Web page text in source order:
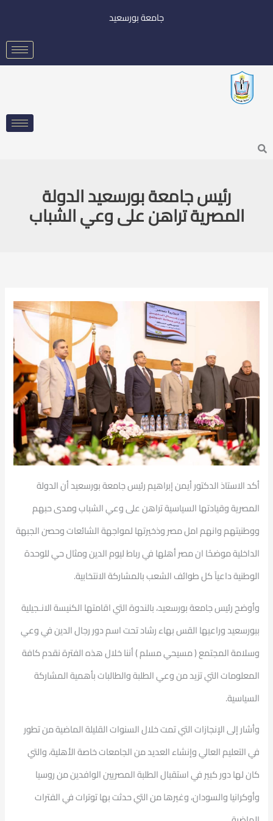
جامعة بورسعيد
Search
رئيس جامعة بورسعيد الدولة
المصرية تراهن على وعي الشباب
أكد الاستاذ الدكتور أيمن إبراهيم رئيس جامعة بورسعيد أن الدولة
المصرية وقيادتها السياسية تراهن على وعي الشباب ومدى حبهم
ووطنيتهم وانهم امل مصر وذخيرتها لمواجهة الشائعات وحصن الجبهة
الداخلية موضحًا ان مصر أهلها في رباط ليوم الدين ومثال حي للوحدة
الوطنية داعيآ كل طوائف الشعب بالمشاركة الانتخابية.
وأوضح رئيس جامعة بورسعيد، بالندوة التي اقامتها الكنيسة الانـجيلية
ببورسعيد وراعيها القس بهاء رشاد تحت اسم دور رجال الدين في وعي
وسلامة المجتمع ( مسيحي مسلم ) أننا خلال هذه الفترة نقدم كافة
المعلومات التي تزيد من وعي الطلبة والطالبات بأهمية المشاركة
السياسية.
وأشار إلى الإنجازات التي تمت خلال السنوات القليلة الماضية من تطور
في التعليم العالي وإنشاء العديد من الجامعات خاصة الأهلية، والتي
كان لها دور كبير في استقبال الطلبة المصريين الوافدين من روسيا
وأوكرانيا والسودان، وغيرها من التي حدثت بها توترات في الفترات